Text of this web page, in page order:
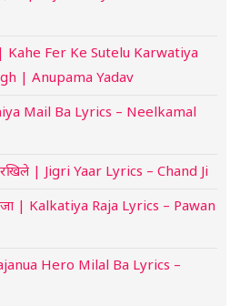
Kahe Fer Ke Sutelu Karwatiya
| Anupama Yadav
Mail Ba Lyrics – Neelkamal
| Jigri Yaar Lyrics – Chand Ji
| Kalkatiya Raja Lyrics – Pawan
Hero Milal Ba Lyrics –